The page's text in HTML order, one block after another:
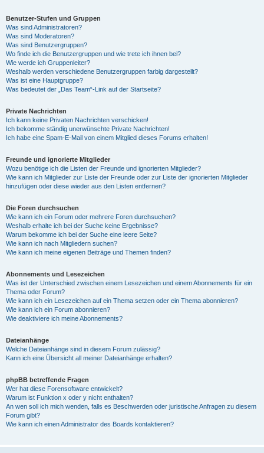
Benutzer-Stufen und Gruppen
Was sind Administratoren?
Was sind Moderatoren?
Was sind Benutzergruppen?
Wo finde ich die Benutzergruppen und wie trete ich ihnen bei?
Wie werde ich Gruppenleiter?
Weshalb werden verschiedene Benutzergruppen farbig dargestellt?
Was ist eine Hauptgruppe?
Was bedeutet der „Das Team“-Link auf der Startseite?
Private Nachrichten
Ich kann keine Privaten Nachrichten verschicken!
Ich bekomme ständig unerwünschte Private Nachrichten!
Ich habe eine Spam-E-Mail von einem Mitglied dieses Forums erhalten!
Freunde und ignorierte Mitglieder
Wozu benötige ich die Listen der Freunde und ignorierten Mitglieder?
Wie kann ich Mitglieder zur Liste der Freunde oder zur Liste der ignorierten Mitglieder
hinzufügen oder diese wieder aus den Listen entfernen?
Die Foren durchsuchen
Wie kann ich ein Forum oder mehrere Foren durchsuchen?
Weshalb erhalte ich bei der Suche keine Ergebnisse?
Warum bekomme ich bei der Suche eine leere Seite?
Wie kann ich nach Mitgliedern suchen?
Wie kann ich meine eigenen Beiträge und Themen finden?
Abonnements und Lesezeichen
Was ist der Unterschied zwischen einem Lesezeichen und einem Abonnements für ein
Thema oder Forum?
Wie kann ich ein Lesezeichen auf ein Thema setzen oder ein Thema abonnieren?
Wie kann ich ein Forum abonnieren?
Wie deaktiviere ich meine Abonnements?
Dateianhänge
Welche Dateianhänge sind in diesem Forum zulässig?
Kann ich eine Übersicht all meiner Dateianhänge erhalten?
phpBB betreffende Fragen
Wer hat diese Forensoftware entwickelt?
Warum ist Funktion x oder y nicht enthalten?
An wen soll ich mich wenden, falls es Beschwerden oder juristische Anfragen zu diesem
Forum gibt?
Wie kann ich einen Administrator des Boards kontaktieren?